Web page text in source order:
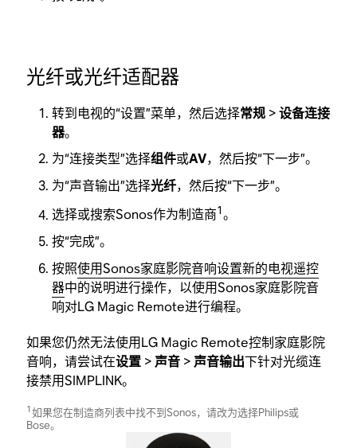
光纤或光纤适配器
转到电视的“设置”菜单，然后选择常规 >设备连接
器。
为“连接类型”选择组件或AV，然后按“下一步”。
为“声音输出”选择光纤，然后按“下一步”。
选择或搜索Sonos作为制造商1。
按“完成”。
按照使用Sonos家庭影院音响设置新的电视遥控
器中的说明进行操作，以使用Sonos家庭影院音
响对LG Magic Remote进行编程。
如果您仍然无法使用LG Magic Remote控制家庭影院
音响，请尝试在设置 > 声音 > 声音输出下针对光缆连
接禁用SIMPLINK。
1如果您在制造商列表中找不到Sonos，请改为选择Philips或
Bose。